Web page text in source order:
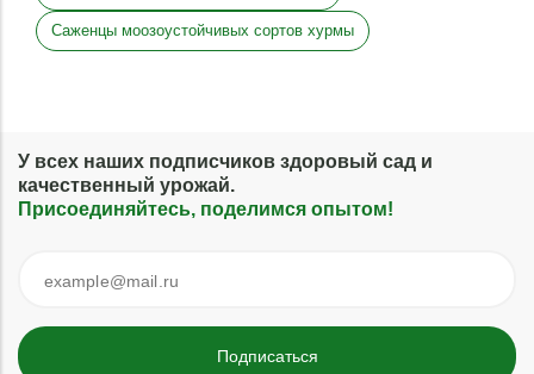
Саженцы моозоустойчивых сортов хурмы
У всех наших подписчиков здоровый сад и
качественный урожай.
Присоединяйтесь, поделимся опытом!